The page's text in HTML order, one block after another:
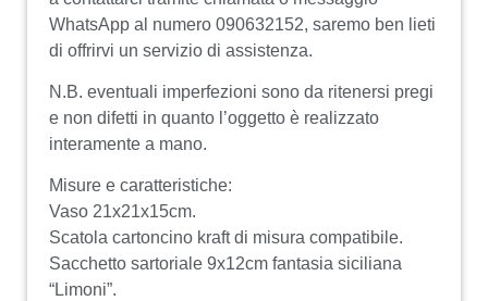
WhatsApp al numero 090632152, saremo ben lieti
di offrirvi un servizio di assistenza.
N.B. eventuali imperfezioni sono da ritenersi pregi
e non difetti in quanto l’oggetto è realizzato
interamente a mano.
Misure e caratteristiche:
Vaso 21x21x15cm.
Scatola cartoncino kraft di misura compatibile.
Sacchetto sartoriale 9x12cm fantasia siciliana
“Limoni”.